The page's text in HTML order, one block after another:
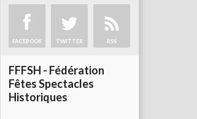
FACEBOOK TWITTER RSS
FFFSH - Fédération
Fêtes Spectacles
Historiques